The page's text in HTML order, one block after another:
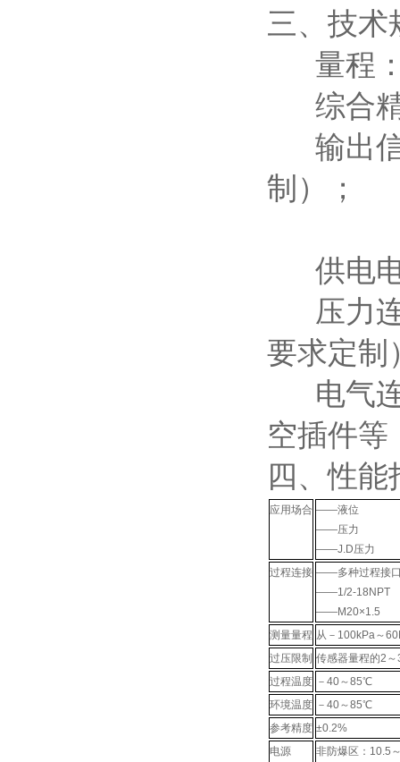
三、技术
量程：
综合精
输出信
制）；
供电电
压力连
要求定
电气连
空插件
四、性能
应用场合 ——液位
——压力
——J.D压力
过程连接 ——多种过程接
——1/2-18NPT
——M20×1.5
测量量程 从－100kPa～
过压限制 传感器量程的2～
过程温度 －40～85℃
环境温度 －40～85℃
参考精度 ±0.2%
电源
非防爆区：10.5